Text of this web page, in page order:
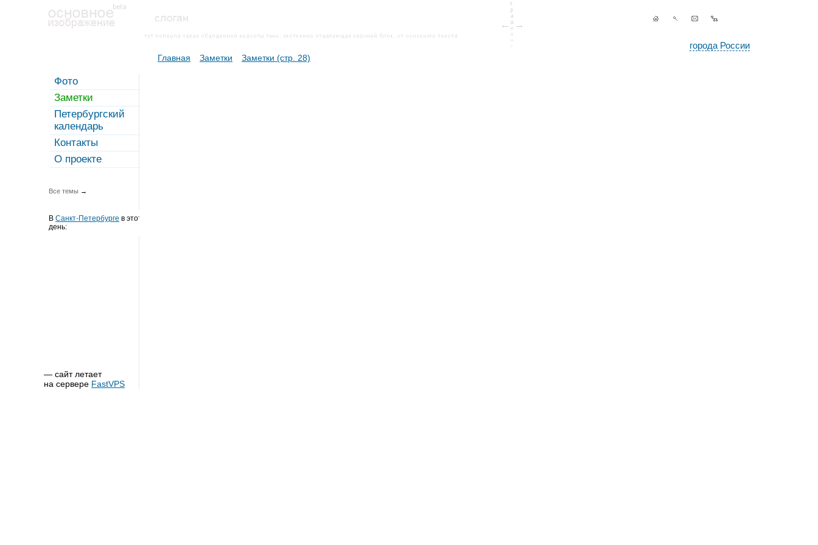
города России
Фото
Заметки
Петербургский
календарь
Контакты
О проекте
Все темы →
В Санкт-Петербурге в этот
день:
— сайт летает
на сервере FastVPS
Главная Заметки Заметки (стр. 28)